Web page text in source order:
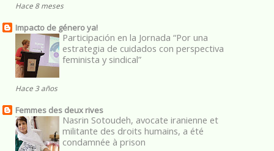
Hace 8 meses
Impacto de género ya!
Participación en la Jornada “Por una
estrategia de cuidados con perspectiva
feminista y sindical”
Hace 3 años
Femmes des deux rives
Nasrin Sotoudeh, avocate iranienne et
militante des droits humains, a été
condamnée à prison